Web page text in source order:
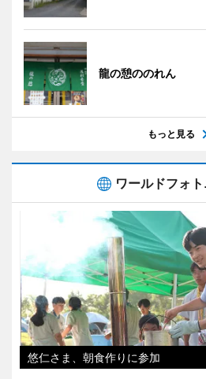
龍の憩ののれん
もっと見る
ワールドフォ
悠仁さま、朝食作りに参加